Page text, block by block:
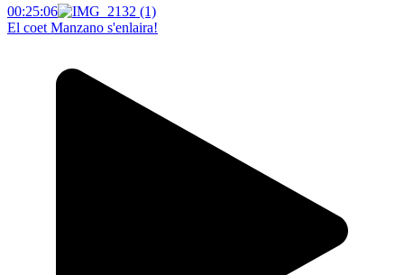
00:25:06
El coet Manzano s'enlaira!